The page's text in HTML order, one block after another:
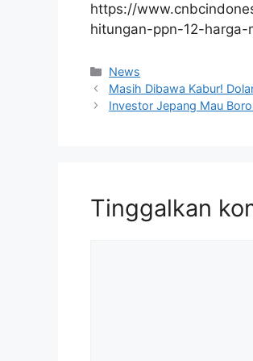
https://
hitungan-ppn-12-
Kategori
News
Masih Dibawa Kabur!
Investor Jepang Mau
Tinggalkan